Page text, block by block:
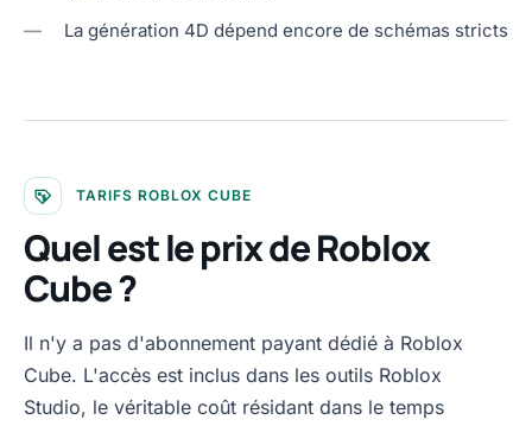
—
La génération 4D dépend encore de schémas stricts
TARIFS ROBLOX CUBE
Quel est le prix de Roblox
Cube ?
Il n'y a pas d'abonnement payant dédié à Roblox
Cube. L'accès est inclus dans les outils Roblox
Studio, le véritable coût résidant dans le temps